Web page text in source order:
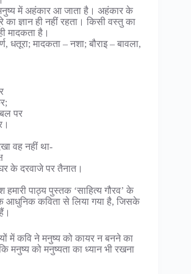
में अहंकार आ जाता है। अहंकार के
ज्ञान ही नहीं रहता। किसी वस्तु का
मादकता है।
धतूरा; मादकता – नशा; बौराइ – बावला,
पर
वह नहीं था-
के दरवाजे पर तैनात।
हमारी पाठ्य पुस्तक ‘साहित्य गौरव’ के
आधुनिक कविता से लिया गया है, जिसके
में कवि ने मनुष्य को कायर न बनने का
मनुष्य को मनुष्यता का ध्यान भी रखना